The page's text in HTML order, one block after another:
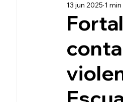
13 jun 2025 1